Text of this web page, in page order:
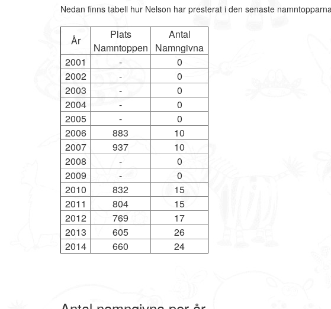
Nedan finns tabell hur Nelson har presterat i den senaste
År
Plats
Namntoppen
Antal
Namngivna
2001
-
0
2002
-
0
2003
-
0
2004
-
0
2005
-
0
2006
883
10
2007
937
10
2008
-
0
2009
-
0
2010
832
15
2011
804
15
2012
769
17
2013
605
26
2014
660 24